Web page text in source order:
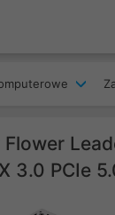
3.0 PCIe